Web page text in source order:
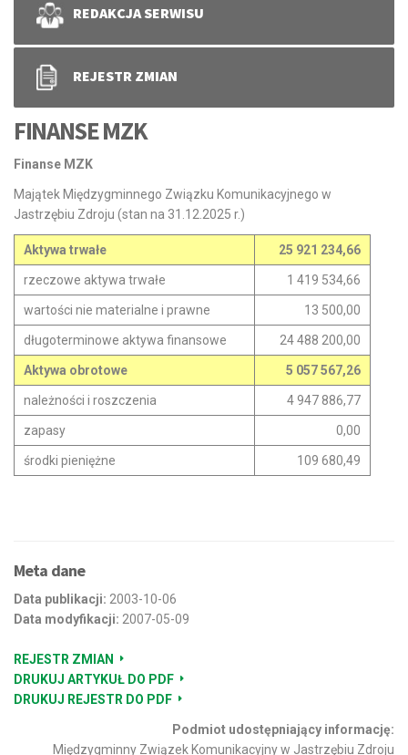
REDAKCJA SERWISU
REJESTR ZMIAN
FINANSE MZK
Finanse MZK
Majątek Międzygminnego Związku Komunikacyjnego w
Jastrzębiu Zdroju (stan na 31.12.2025 r.)
Aktywa trwałe 25 921 234,66
rzeczowe aktywa trwałe 1 419 534,66
wartości nie materialne i prawne 13 500,00
długoterminowe aktywa finansowe 24 488 200,00
Aktywa obrotowe 5 057 567,26
należności i roszczenia 4 947 886,77
zapasy 0,00
środki pieniężne 109 680,49
Meta dane
Data publikacji: 2003-10-06
Data modyfikacji: 2007-05-09
REJESTR ZMIAN
DRUKUJ ARTYKUŁ DO PDF
DRUKUJ REJESTR DO PDF
Podmiot udostępniający informację:
Międzygminny Związek Komunikacyjny w Jastrzębiu Zdroju